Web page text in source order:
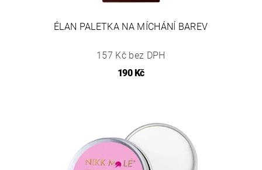
ÉLAN PALETKA NA MÍCHÁNÍ BAREV
157 Kč bez DPH
190 Kč